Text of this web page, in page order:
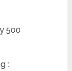
500
: